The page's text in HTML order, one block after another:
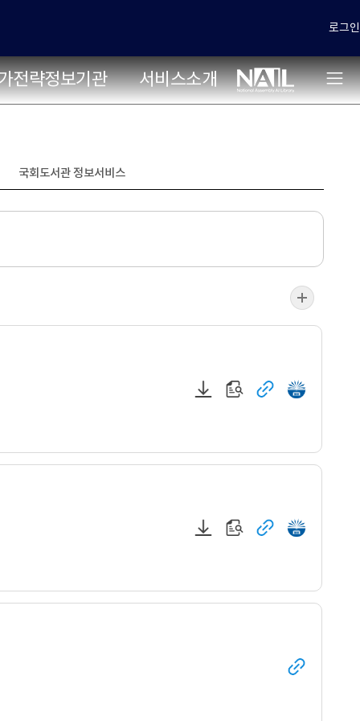
로그인
전략정보기관 서비스소개
국회도서관 정보서비스
PDF
파일
원문
보기
관련
사이트로
국회전자도서
이동
PDF
파일
원문
보기
관련
사이트로
국회전자도서
이동
관련
사이트로